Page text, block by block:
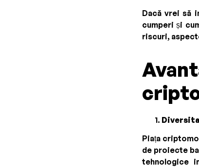
Dacă vrei să
cumperi și
riscuri,
Piața
de proiecte
tehnologice